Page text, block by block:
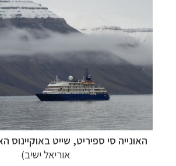
האונייה סי ספיריט, שייט באוקיינוס
אוריאל ישיב)
הפלגות לאנטארקטיקהלחצו
הפלגות לארצות הקוטב הצפוני
האפשרויות »
קרוזים והפלגות נופש
לחצו